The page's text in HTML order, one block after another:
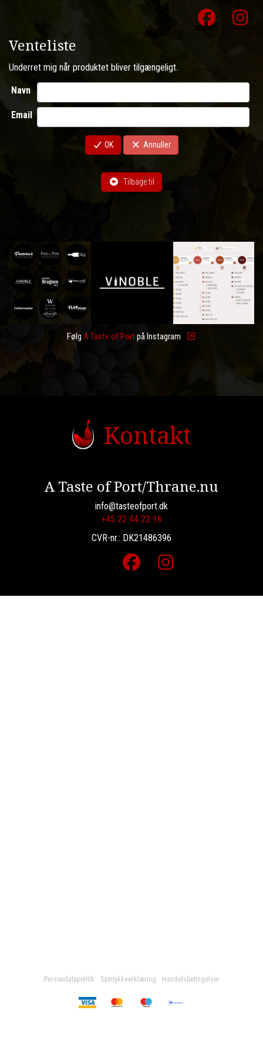
Venteliste
Underret mig når produktet bliver tilgængeligt.
Navn
Email
OK Annuller
Tilbage til
Følg A Taste of Portpå Instagram
Kontakt
A Taste of Port/Thrane.nu
info@tasteofport.dk
+45 22 44 22 16
CVR-nr.: DK21486396
Persondatapolitik Samtykkeerklæring Handelsbetingelser